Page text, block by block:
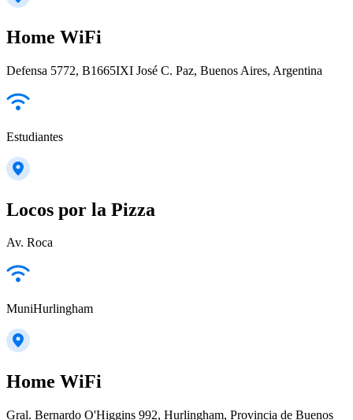
Home WiFi
Defensa 5772, B1665IXI José C. Paz, Buenos Aires, Argentina
Estudiantes
Locos por la Pizza
Av. Roca
MuniHurlingham
Home WiFi
Gral. Bernardo O'Higgins 992, Hurlingham, Provincia de Buenos